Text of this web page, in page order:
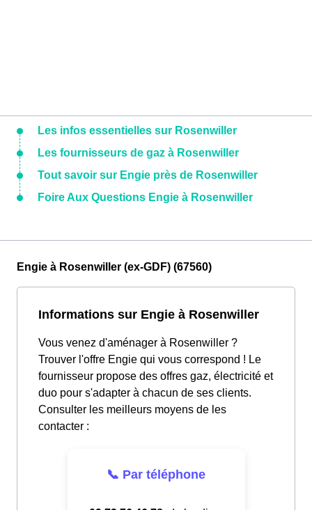
Les infos essentielles sur Rosenwiller
Les fournisseurs de gaz à Rosenwiller
Tout savoir sur Engie près de Rosenwiller
Foire Aux Questions Engie à Rosenwiller
Engie à Rosenwiller (ex-GDF) (67560)
Informations sur Engie à Rosenwiller
Vous venez d'aménager à Rosenwiller ?
Trouver l'offre Engie qui vous correspond ! Le
fournisseur propose des offres gaz, électricité et
duo pour s'adapter à chacun de ses clients.
Consulter les meilleurs moyens de les
contacter :
📞 Par téléphone